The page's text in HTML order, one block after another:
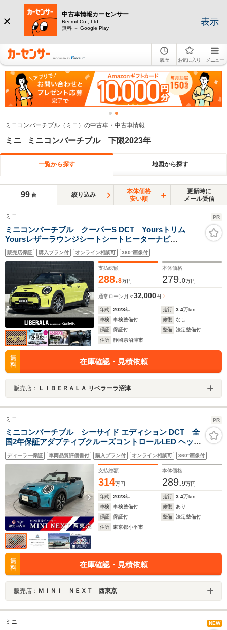
中古車情報カーセンサー
Recruit Co., Ltd.
無料 － Google Play
表示
履歴 お気に入り メニュー
ミニコンバーチブル（ミニ）の中古車・中古車情報
ミニ ミニコンバーチブル 下限2023年
一覧から探す 地図から探す
99 台 絞り込み
本体価格
安い順
更新時に
メール受信
ミニ PR
ミニコンバーチブル クーパーS DCT Yoursトリム
Yoursレザーラウンジシートシートヒーターナビ
PKGMINIApp対応CarplayBluetooth対応ナビバックカメ
ラコンフォートアクセスユニオンジャックソフトトップ
ワイヤレスチャージ
販売店保証 購入プラン付 オンライン相談可 360°画像付
支払総額
288.8万円
本体価格
279.0万円
通常ローン 月々32,000円
年式 2023年 走行 3.4万km
車検
車検整備付 修復
なし
保証
保証付 整備
法定整備付
住所
静岡県沼津市
無
料
在庫確認・見積依頼
販売店： ＬＩＢＥＲＡＬＡ リベラーラ沼津
ミニ PR
ミニコンバーチブル シーサイド エディション DCT 全
国2年保証アダプティブクルーズコントロールLED ヘッド
ライトDrivingAssistantパーキング アシストFシートヒー
ターRビューカメラドライビングモード
ディーラー保証 車両品質評価書付 購入プラン付 オンライン相談可 360°画像付
支払総額
314万円
本体価格
289.9万円
年式 2023年 走行 3.4万km
車検
車検整備付 修復
あり
保証
保証付 整備
法定整備付
住所
東京都小平市
無
料
在庫確認・見積依頼
販売店： ＭＩＮＩ ＮＥＸＴ 西東京
ミニ NEW